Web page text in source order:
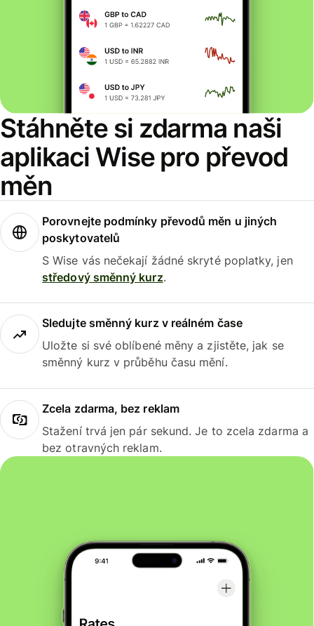
Stáhněte si zdarma naši
aplikaci Wise pro převod
měn
Porovnejte podmínky převodů měn u jiných
poskytovatelů
S Wise vás nečekají žádné skryté poplatky, jen
středový směnný kurz.
Sledujte směnný kurz v reálném čase
Uložte si své oblíbené měny a zjistěte, jak se
směnný kurz v průběhu času mění.
Zcela zdarma, bez reklam
Stažení trvá jen pár sekund. Je to zcela zdarma a
bez otravných reklam.